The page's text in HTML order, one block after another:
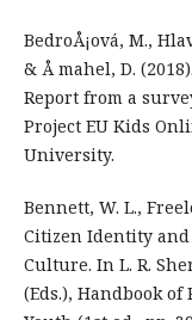
BedroÅ¡ová, M.,
& Å mahel, D.
Report from a
Project EU Kids
University.
Bennett, W. L.,
Citizen Identity
Culture. In L. R.
(Eds.), Handbook